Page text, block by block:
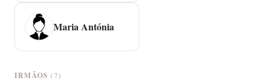
Maria Antónia
IRMÃOS(7)